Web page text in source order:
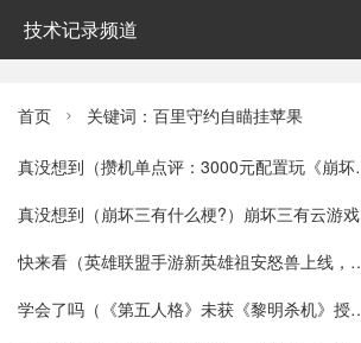
技术记录频道
首页  关键词：百里守约自瞄挂苹果
真没想到（攒机单点评：3000元配置玩《崩坏3》想多了）攒机6000元左右的配置单崩坏3
真没想到（崩坏三有什么梗?）崩坏三有云游戏吗?崩坏3
快来看（英雄联盟手游新英雄祖安怒兽上线，解密活动带来星域银河皮肤）英雄联盟手游新英雄顺序表英雄联盟手游
学会了吗（《第五人格》未获《黎明杀机》授权？网易回应）第五人格没有第五人格